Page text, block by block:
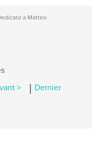
a Matteo
> | Dernier